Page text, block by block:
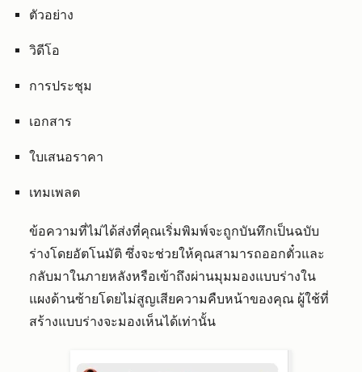
ตัวอย่าง
วิดีโอ
การประชุม
เอกสาร
ใบเสนอราคา
เทมเพลต
ข้อความที่ไม่ได้ส่งที่คุณเริ่มพิมพ์จะถูกบันทึกเป็นฉบับ
ร่างโดยอัตโนมัติ ซึ่งจะช่วยให้คุณสามารถออกตั๋วและ
กลับมาในภายหลังหรือเข้าถึงผ่านมุมมองแบบร่างใน
แผงด้านซ้ายโดยไม่สูญเสียความคืบหน้าของคุณ ผู้ใช้ที่
สร้างแบบร่างจะมองเห็นได้เท่านั้น